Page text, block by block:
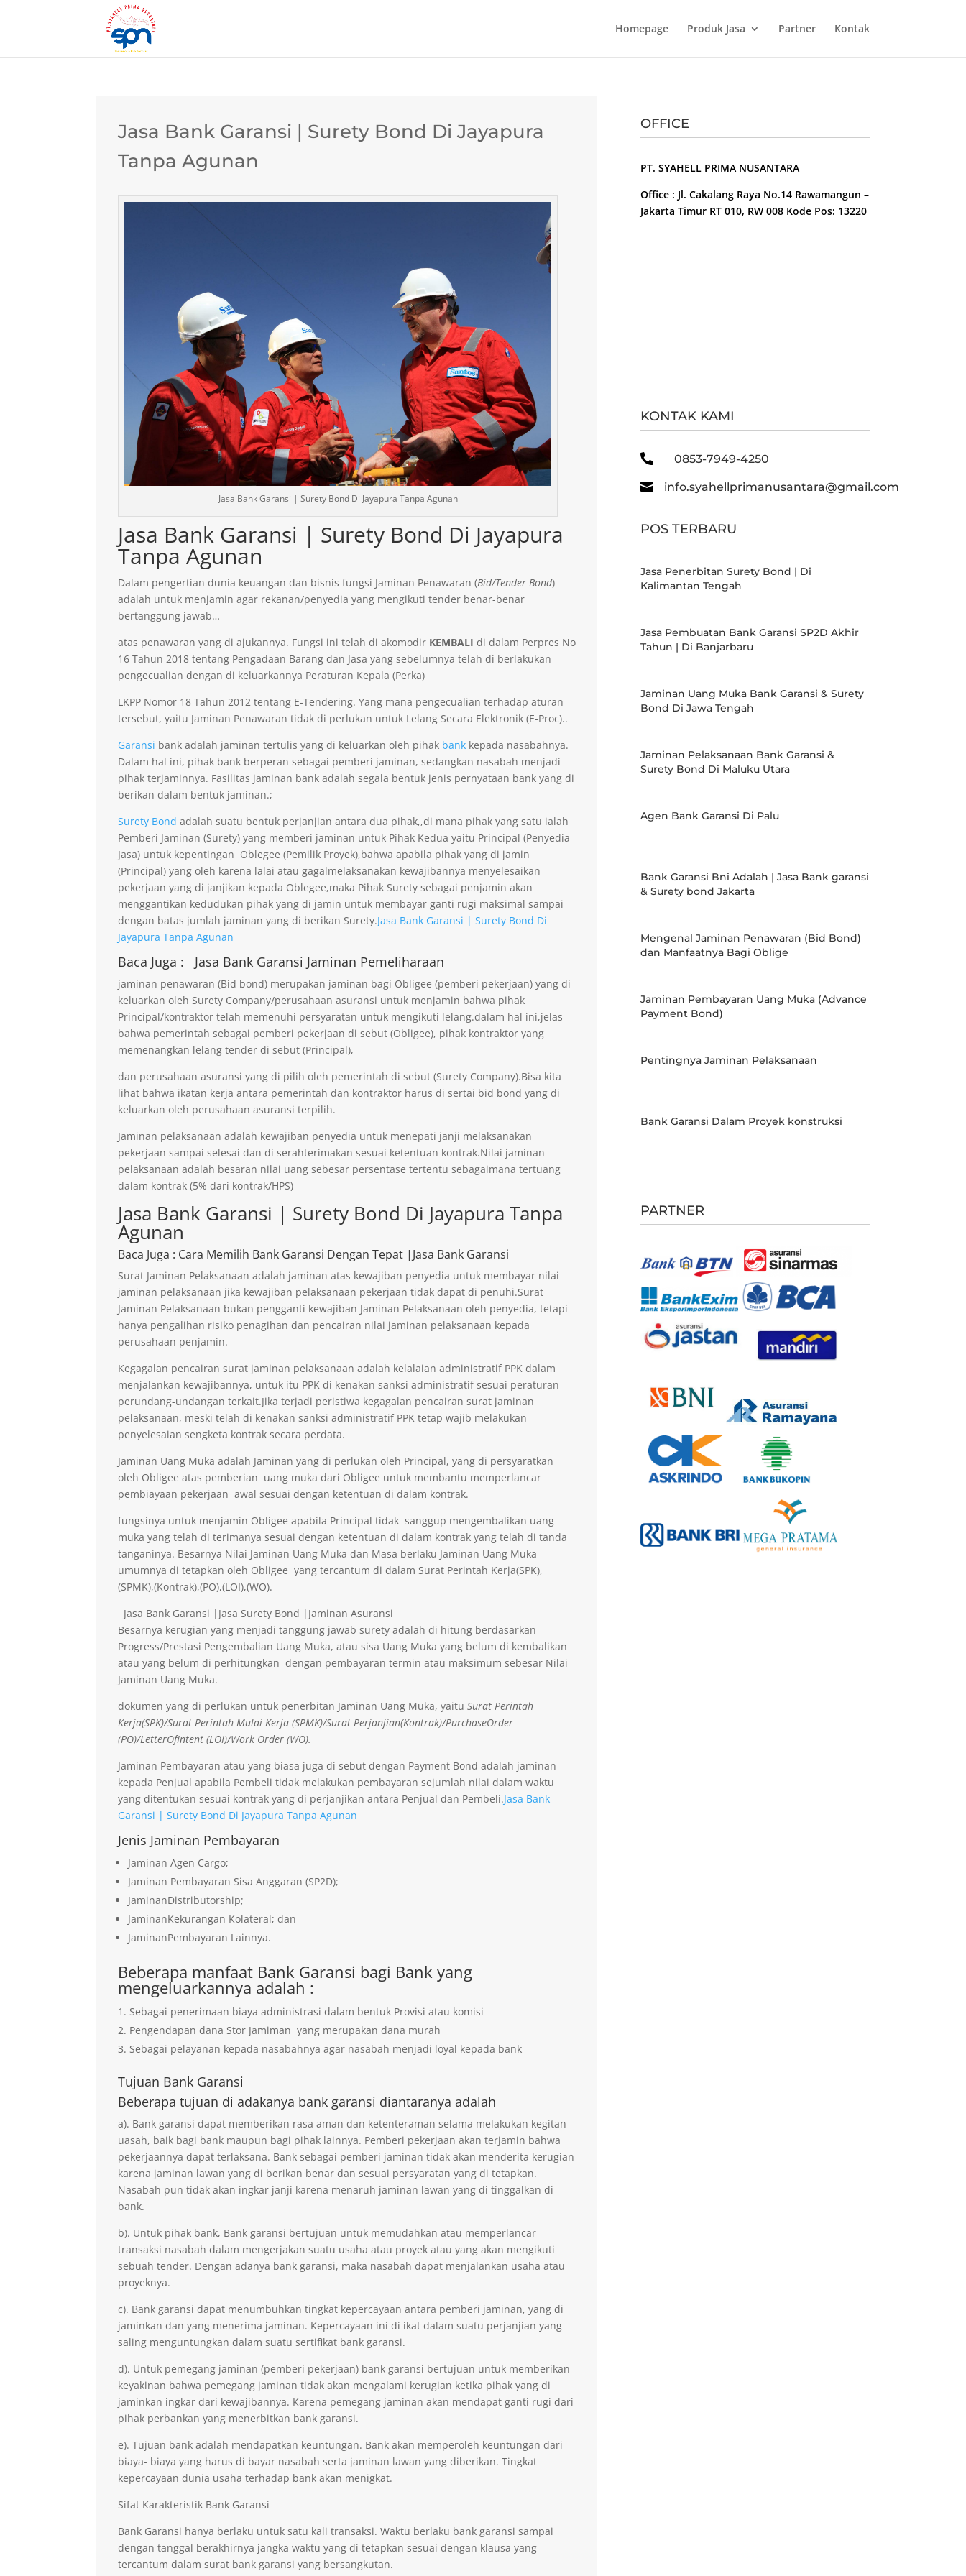
Homepage Produk Jasa Partner Kontak
Jasa Bank Garansi | Surety Bond Di Jayapura
Tanpa Agunan
Jasa Bank Garansi | Surety Bond Di Jayapura Tanpa Agunan
Jasa Bank Garansi | Surety Bond Di Jayapura
Tanpa Agunan
Dalam pengertian dunia keuangan dan bisnis fungsi Jaminan Penawaran (Bid/Tender Bond)
adalah untuk menjamin agar rekanan/penyedia yang mengikuti tender benar-benar
bertanggung jawab…
atas penawaran yang di ajukannya. Fungsi ini telah di akomodir KEMBALI di dalam Perpres No
16 Tahun 2018 tentang Pengadaan Barang dan Jasa yang sebelumnya telah di berlakukan
pengecualian dengan di keluarkannya Peraturan Kepala (Perka)
LKPP Nomor 18 Tahun 2012 tentang E-Tendering. Yang mana pengecualian terhadap aturan
tersebut, yaitu Jaminan Penawaran tidak di perlukan untuk Lelang Secara Elektronik (E-Proc)..
Garansi bank adalah jaminan tertulis yang di keluarkan oleh pihak bank kepada nasabahnya.
Dalam hal ini, pihak bank berperan sebagai pemberi jaminan, sedangkan nasabah menjadi
pihak terjaminnya. Fasilitas jaminan bank adalah segala bentuk jenis pernyataan bank yang di
berikan dalam bentuk jaminan.;
Surety Bond adalah suatu bentuk perjanjian antara dua pihak,,di mana pihak yang satu ialah
Pemberi Jaminan (Surety) yang memberi jaminan untuk Pihak Kedua yaitu Principal (Penyedia
Jasa) untuk kepentingan Oblegee (Pemilik Proyek),bahwa apabila pihak yang di jamin
(Principal) yang oleh karena lalai atau gagalmelaksanakan kewajibannya menyelesaikan
pekerjaan yang di janjikan kepada Oblegee,maka Pihak Surety sebagai penjamin akan
menggantikan kedudukan pihak yang di jamin untuk membayar ganti rugi maksimal sampai
dengan batas jumlah jaminan yang di berikan Surety.Jasa Bank Garansi | Surety Bond Di
Jayapura Tanpa Agunan
Baca Juga : Jasa Bank Garansi Jaminan Pemeliharaan
jaminan penawaran (Bid bond) merupakan jaminan bagi Obligee (pemberi pekerjaan) yang di
keluarkan oleh Surety Company/perusahaan asuransi untuk menjamin bahwa pihak
Principal/kontraktor telah memenuhi persyaratan untuk mengikuti lelang.dalam hal ini,jelas
bahwa pemerintah sebagai pemberi pekerjaan di sebut (Obligee), pihak kontraktor yang
memenangkan lelang tender di sebut (Principal),
dan perusahaan asuransi yang di pilih oleh pemerintah di sebut (Surety Company).Bisa kita
lihat bahwa ikatan kerja antara pemerintah dan kontraktor harus di sertai bid bond yang di
keluarkan oleh perusahaan asuransi terpilih.
Jaminan pelaksanaan adalah kewajiban penyedia untuk menepati janji melaksanakan
pekerjaan sampai selesai dan di serahterimakan sesuai ketentuan kontrak.Nilai jaminan
pelaksanaan adalah besaran nilai uang sebesar persentase tertentu sebagaimana tertuang
dalam kontrak (5% dari kontrak/HPS)
Jasa Bank Garansi | Surety Bond Di Jayapura Tanpa
Agunan
Baca Juga : Cara Memilih Bank Garansi Dengan Tepat |Jasa Bank Garansi
Surat Jaminan Pelaksanaan adalah jaminan atas kewajiban penyedia untuk membayar nilai
jaminan pelaksanaan jika kewajiban pelaksanaan pekerjaan tidak dapat di penuhi.Surat
Jaminan Pelaksanaan bukan pengganti kewajiban Jaminan Pelaksanaan oleh penyedia, tetapi
hanya pengalihan risiko penagihan dan pencairan nilai jaminan pelaksanaan kepada
perusahaan penjamin.
Kegagalan pencairan surat jaminan pelaksanaan adalah kelalaian administratif PPK dalam
menjalankan kewajibannya, untuk itu PPK di kenakan sanksi administratif sesuai peraturan
perundang-undangan terkait.Jika terjadi peristiwa kegagalan pencairan surat jaminan
pelaksanaan, meski telah di kenakan sanksi administratif PPK tetap wajib melakukan
penyelesaian sengketa kontrak secara perdata.
Jaminan Uang Muka adalah Jaminan yang di perlukan oleh Principal, yang di persyaratkan
oleh Obligee atas pemberian uang muka dari Obligee untuk membantu memperlancar
pembiayaan pekerjaan awal sesuai dengan ketentuan di dalam kontrak.
fungsinya untuk menjamin Obligee apabila Principal tidak sanggup mengembalikan uang
muka yang telah di terimanya sesuai dengan ketentuan di dalam kontrak yang telah di tanda
tanganinya. Besarnya Nilai Jaminan Uang Muka dan Masa berlaku Jaminan Uang Muka
umumnya di tetapkan oleh Obligee yang tercantum di dalam Surat Perintah Kerja(SPK),
(SPMK),(Kontrak),(PO),(LOI),(WO).
Jasa Bank Garansi |Jasa Surety Bond |Jaminan Asuransi
Besarnya kerugian yang menjadi tanggung jawab surety adalah di hitung berdasarkan
Progress/Prestasi Pengembalian Uang Muka, atau sisa Uang Muka yang belum di kembalikan
atau yang belum di perhitungkan dengan pembayaran termin atau maksimum sebesar Nilai
Jaminan Uang Muka.
dokumen yang di perlukan untuk penerbitan Jaminan Uang Muka, yaituSurat Perintah
Kerja(SPK)/Surat Perintah Mulai Kerja (SPMK)/Surat Perjanjian(Kontrak)/PurchaseOrder
(PO)/LetterOfIntent (LOI)/Work Order (WO).
Jaminan Pembayaran atau yang biasa juga di sebut dengan Payment Bond adalah jaminan
kepada Penjual apabila Pembeli tidak melakukan pembayaran sejumlah nilai dalam waktu
yang ditentukan sesuai kontrak yang di perjanjikan antara Penjual dan Pembeli.Jasa Bank
Garansi | Surety Bond Di Jayapura Tanpa Agunan
Jenis Jaminan Pembayaran
Jaminan Agen Cargo;
Jaminan Pembayaran Sisa Anggaran (SP2D);
JaminanDistributorship;
JaminanKekurangan Kolateral; dan
JaminanPembayaran Lainnya.
Beberapa manfaat Bank Garansi bagi Bank yang
mengeluarkannya adalah :
Sebagai penerimaan biaya administrasi dalam bentuk Provisi atau komisi
Pengendapan dana Stor Jamiman yang merupakan dana murah
Sebagai pelayanan kepada nasabahnya agar nasabah menjadi loyal kepada bank
Tujuan Bank Garansi
Beberapa tujuan di adakanya bank garansi diantaranya adalah
a). Bank garansi dapat memberikan rasa aman dan ketenteraman selama melakukan kegitan
uasah, baik bagi bank maupun bagi pihak lainnya. Pemberi pekerjaan akan terjamin bahwa
pekerjaannya dapat terlaksana. Bank sebagai pemberi jaminan tidak akan menderita kerugian
karena jaminan lawan yang di berikan benar dan sesuai persyaratan yang di tetapkan.
Nasabah pun tidak akan ingkar janji karena menaruh jaminan lawan yang di tinggalkan di
bank.
b). Untuk pihak bank, Bank garansi bertujuan untuk memudahkan atau memperlancar
transaksi nasabah dalam mengerjakan suatu usaha atau proyek atau yang akan mengikuti
sebuah tender. Dengan adanya bank garansi, maka nasabah dapat menjalankan usaha atau
proyeknya.
c). Bank garansi dapat menumbuhkan tingkat kepercayaan antara pemberi jaminan, yang di
jaminkan dan yang menerima jaminan. Kepercayaan ini di ikat dalam suatu perjanjian yang
saling menguntungkan dalam suatu sertifikat bank garansi.
d). Untuk pemegang jaminan (pemberi pekerjaan) bank garansi bertujuan untuk memberikan
keyakinan bahwa pemegang jaminan tidak akan mengalami kerugian ketika pihak yang di
jaminkan ingkar dari kewajibannya. Karena pemegang jaminan akan mendapat ganti rugi dari
pihak perbankan yang menerbitkan bank garansi.
e). Tujuan bank adalah mendapatkan keuntungan. Bank akan memperoleh keuntungan dari
biaya- biaya yang harus di bayar nasabah serta jaminan lawan yang diberikan. Tingkat
kepercayaan dunia usaha terhadap bank akan menigkat.
Sifat Karakteristik Bank Garansi
Bank Garansi hanya berlaku untuk satu kali transaksi. Waktu berlaku bank garansi sampai
dengan tanggal berakhirnya jangka waktu yang di tetapkan sesuai dengan klausa yang
tercantum dalam surat bank garansi yang bersangkutan.
OFFICE
PT. SYAHELL PRIMA NUSANTARA
Office : Jl. Cakalang Raya No.14 Rawamangun –
Jakarta Timur RT 010, RW 008 Kode Pos: 13220
KONTAK KAMI
 0853-7949-4250
 info.syahellprimanusantara@gmail.com
POS TERBARU
Jasa Penerbitan Surety Bond | Di
Kalimantan Tengah
Jasa Pembuatan Bank Garansi SP2D Akhir
Tahun | Di Banjarbaru
Jaminan Uang Muka Bank Garansi & Surety
Bond Di Jawa Tengah
Jaminan Pelaksanaan Bank Garansi &
Surety Bond Di Maluku Utara
Agen Bank Garansi Di Palu
Bank Garansi Bni Adalah | Jasa Bank garansi
& Surety bond Jakarta
Mengenal Jaminan Penawaran (Bid Bond)
dan Manfaatnya Bagi Oblige
Jaminan Pembayaran Uang Muka (Advance
Payment Bond)
Pentingnya Jaminan Pelaksanaan
Bank Garansi Dalam Proyek konstruksi
PARTNER